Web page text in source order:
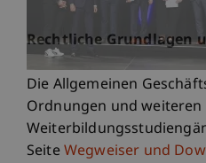
Rechtliche Grundlagen
Die Allgemeinen
Ordnungen und weiteren
SeiteWegweiser und